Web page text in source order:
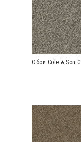
Обои Cole & Son